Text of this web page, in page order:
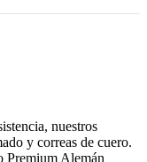
nuestros
y correas de cuero.
Premium Alemán